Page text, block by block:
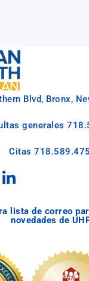
Blvd, Bronx,
generales
Citas
lista de correo
novedades de